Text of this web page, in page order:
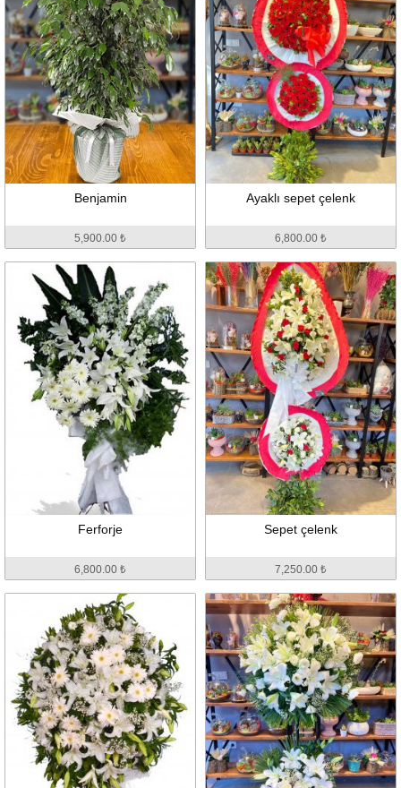
Benjamin
5,900.00 ₺
Ayaklı sepet çelenk
6,800.00 ₺
Ferforje
6,800.00 ₺
Sepet çelenk
7,250.00 ₺